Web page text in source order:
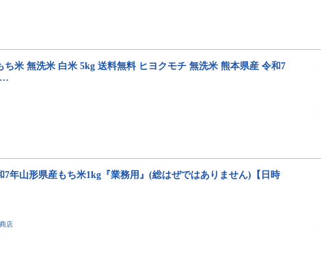
ち米 無洗米 白米 5kg 送料無料 ヒヨクモチ 無洗米 熊本県産 令和7
…
7年山形県産もち米1kg『業務用』(総はぜではありません)【日時
店